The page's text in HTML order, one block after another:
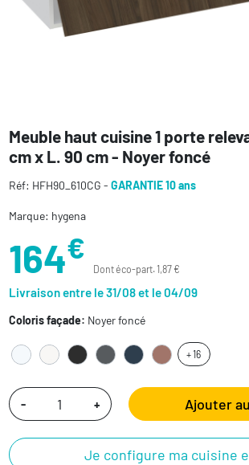
Meuble haut cuisine 1 porte
cm x L. 90 cm - Noyer foncé
Réf: HFH90_610CG - GARANTIE 10 ans
Marque: hygena
164€
Dont éco-part. 1,87 €
Livraison entre le 31/08 et le 04/09
Coloris façade: Noyer foncé
+ 16
- + Ajouter
Je configure ma cuisine